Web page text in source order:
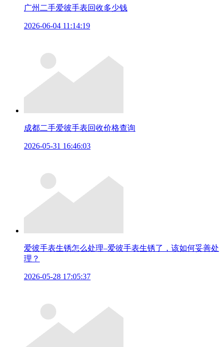
广州二手爱彼手表回收多少钱
2026-06-04 11:14:19
成都二手爱彼手表回收价格查询
2026-05-31 16:46:03
爱彼手表生锈怎么处理–爱彼手表生锈了，该如何妥善处
理？
2026-05-28 17:05:37